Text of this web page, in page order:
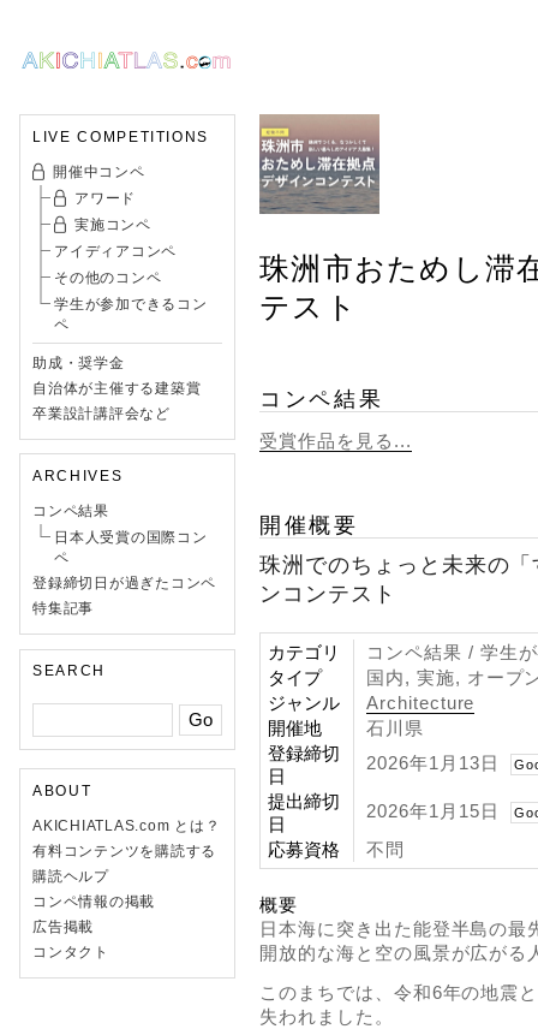
LIVE COMPETITIONS
開催中コンペ
アワード
実施コンペ
アイディアコンペ
その他のコンペ
学生が参加できるコン
ペ
助成・奨学金
自治体が主催する建築賞
卒業設計講評会など
ARCHIVES
コンペ結果
日本人受賞の国際コン
ペ
登録締切日が過ぎたコンペ
特集記事
SEARCH
ABOUT
AKICHIATLAS.com とは？
有料コンテンツを購読する
購読ヘルプ
コンペ情報の掲載
広告掲載
コンタクト
珠洲市おためし滞
テスト
コンペ結果
受賞作品を見る...
開催概要
珠洲でのちょっと未来の
ンコンテスト
カテゴリ
コンペ結果 / 学生
タイプ
国内, 実施, オープ
ジャンル
Architecture
開催地
石川県
登録締切
日
2026年1月13日
提出締切
日
2026年1月15日
応募資格 不問
概要
日本海に突き出た能登半島の最
開放的な海と空の風景が広がる
このまちでは、令和6年の地震
失われました。